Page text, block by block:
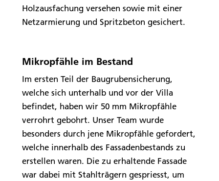
Holzausfachung versehen sowie mit einer
Netzarmierung und Spritzbeton gesichert.
Mikropfähle im Bestand
Im ersten Teil der Baugrubensicherung,
welche sich unterhalb und vor der Villa
befindet, haben wir 50 mm Mikropfähle
verrohrt gebohrt. Unser Team wurde
besonders durch jene Mikropfähle gefordert,
welche innerhalb des Fassadenbestands zu
erstellen waren. Die zu erhaltende Fassade
war dabei mit Stahlträgern gespriesst, um